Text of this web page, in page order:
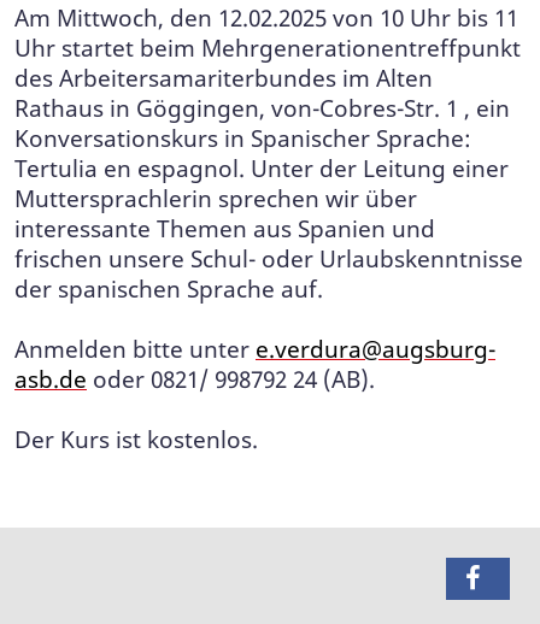
Am Mittwoch, den 12.02.2025 von 10 Uhr bis 11
Uhr startet beim Mehrgenerationentreffpunkt
des Arbeitersamariterbundes im Alten
Rathaus in Göggingen, von-Cobres-Str. 1 , ein
Konversationskurs in Spanischer Sprache:
Tertulia en espagnol. Unter der Leitung einer
Muttersprachlerin sprechen wir über
interessante Themen aus Spanien und
frischen unsere Schul- oder Urlaubskenntnisse
der spanischen Sprache auf.
Anmelden bitte unter e.verdura@augsburg-
asb.de oder 0821/ 998792 24 (AB).
Der Kurs ist kostenlos.